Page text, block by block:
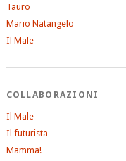
Tauro
Mario Natangelo
Il Male
COLLABORAZIONI
Il Male
Il futurista
Mamma!